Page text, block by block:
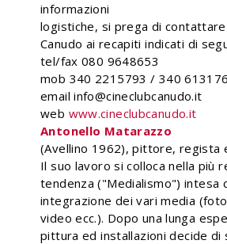
informazioni
logistiche, si prega di contattare
Canudo ai recapiti indicati di
tel/fax 080 9648653
mob 340 2215793 / 340
email info@cineclubcanudo.it
web www.cineclubcanudo.it
Antonello Matarazzo
(Avellino 1962), pittore, regista
Il suo lavoro si colloca nella più
tendenza ("Medialismo") intesa
integrazione dei vari media
video ecc.). Dopo una lunga
pittura ed installazioni decide di